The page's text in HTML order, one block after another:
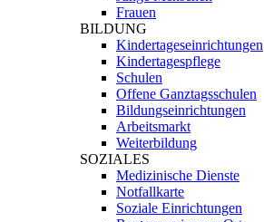
Frauen
BILDUNG
Kindertageseinrichtungen
Kindertagespflege
Schulen
Offene Ganztagsschulen
Bildungseinrichtungen
Arbeitsmarkt
Weiterbildung
SOZIALES
Medizinische Dienste
Notfallkarte
Soziale Einrichtungen